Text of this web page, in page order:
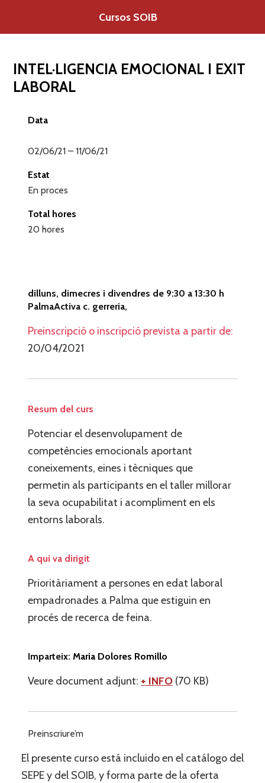
contenido
Cursos SOIB
INTEL·LIGENCIA EMOCIONAL I EXIT
LABORAL
Data
02/06/21 – 11/06/21
Estat
En proces
Total hores
20 hores
dilluns, dimecres i divendres de 9:30 a 13:30 h
PalmaActiva c. gerreria,
Preinscripció o inscripció prevista a partir de:
20/04/2021
Resum del curs
Potenciar el desenvolupament de
competències emocionals aportant
coneixements, eines i tècniques que
permetin als participants en el taller millorar
la seva ocupabilitat i acompliment en els
entorns laborals.
A qui va dirigit
Prioritàriament a persones en edat laboral
empadronades a Palma que estiguin en
procés de recerca de feina.
Imparteix: Maria Dolores Romillo
Veure document adjunt: + INFO (70 KB)
Preinscriure’m
El presente curso está incluido en el catálogo del
SEPE y del SOIB, y forma parte de la oferta